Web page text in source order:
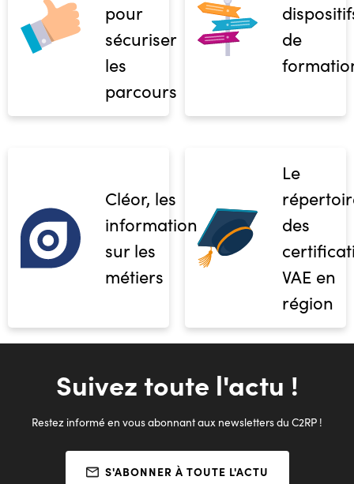
pour
sécuriser
les
parcours
de
Cléor, les
informations
sur les
métiers
Le
des
VAE en
région
Suivez toute l'actu !
Restez informé en vous abonnant aux newsletters du C2RP !
S'ABONNER À TOUTE L'ACTU